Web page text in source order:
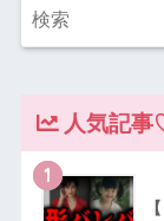
人気記
1